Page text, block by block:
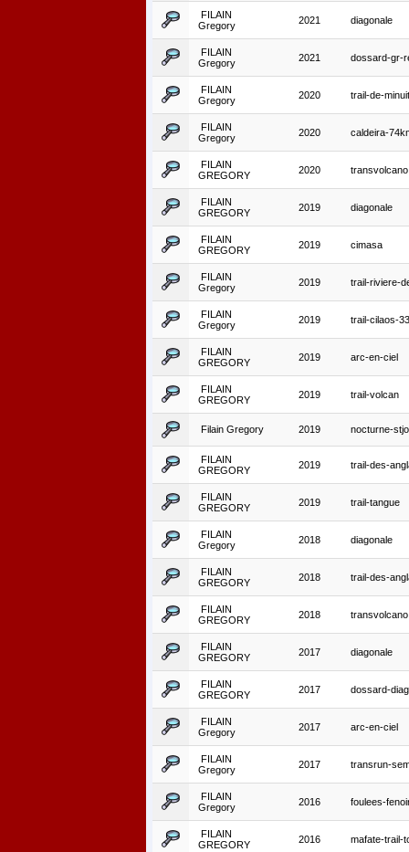
FILAIN
Gregory
2021 diagonale
FILAIN
Gregory
2021 dossard-gr-
FILAIN
Gregory
2020 trail-de-minuit
FILAIN
Gregory
2020 caldeira-
FILAIN
GREGORY
2020 transvolcano
FILAIN
GREGORY
2019 diagonale
FILAIN
GREGORY
2019 cimasa
FILAIN
Gregory
2019 trail-riviere-
FILAIN
Gregory
2019 trail-cilaos-
FILAIN
GREGORY
2019 arc-en-ciel
FILAIN
GREGORY
2019 trail-volcan
Filain Gregory 2019 nocturne-stjo
FILAIN
GREGORY
2019 trail-des-
FILAIN
GREGORY
2019 trail-tangue
FILAIN
Gregory
2018 diagonale
FILAIN
GREGORY
2018 trail-des-
FILAIN
GREGORY
2018 transvolcano
FILAIN
GREGORY
2017 diagonale
FILAIN
GREGORY
2017 dossard-
FILAIN
Gregory
2017 arc-en-ciel
FILAIN
Gregory
2017 transrun-
FILAIN
Gregory
2016 foulees-
FILAIN
GREGORY
2016 mafate-trail-